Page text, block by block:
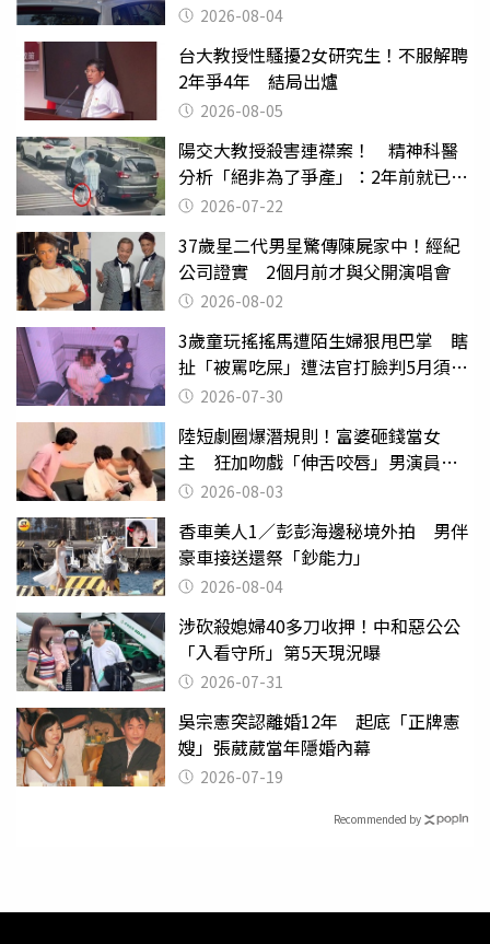
2026-08-04
台大教授性騷擾2女研究生！不服解聘
2年爭4年 結局出爐
2026-08-05
陽交大教授殺害連襟案！ 精神科醫
分析「絕非為了爭產」：2年前就已言
行詭異
2026-07-22
37歲星二代男星驚傳陳屍家中！經紀
公司證實 2個月前才與父開演唱會
2026-08-02
3歲童玩搖搖馬遭陌生婦狠甩巴掌 瞎
扯「被罵吃屎」遭法官打臉判5月須入
監 2026-07-30
陸短劇圈爆潛規則！富婆砸錢當女
主 狂加吻戲「伸舌咬唇」男演員崩
潰 2026-08-03
香車美人1／彭彭海邊秘境外拍 男伴
豪車接送還祭「鈔能力」
2026-08-04
涉砍殺媳婦40多刀收押！中和惡公公
「入看守所」第5天現況曝
2026-07-31
吳宗憲突認離婚12年 起底「正牌憲
嫂」張葳葳當年隱婚內幕
2026-07-19
Recommended by